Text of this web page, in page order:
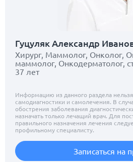
Гуцуляк Александр
Хирург, Маммолог, Онколог,
маммолог, Онкодерматолог,
37 лет
Информацию из данного раздела
самодиагностики и самолечения. В
обострения заболевания
назначать только лечащий врач. Для
правильного назначения лечения
профильному специалисту.
Записаться на